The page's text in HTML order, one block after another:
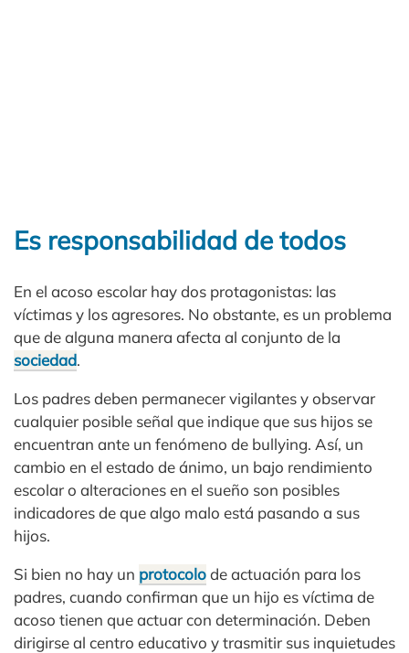
Es responsabilidad de todos
En el acoso escolar hay dos protagonistas: las
víctimas y los agresores. No obstante, es un problema
que de alguna manera afecta al conjunto de la
sociedad.
Los padres deben permanecer vigilantes y observar
cualquier posible señal que indique que sus hijos se
encuentran ante un fenómeno de bullying. Así, un
cambio en el estado de ánimo, un bajo rendimiento
escolar o alteraciones en el sueño son posibles
indicadores de que algo malo está pasando a sus
hijos.
Si bien no hay un protocolode actuación para los
padres, cuando confirman que un hijo es víctima de
acoso tienen que actuar con determinación. Deben
dirigirse al centro educativo y trasmitir sus inquietudes